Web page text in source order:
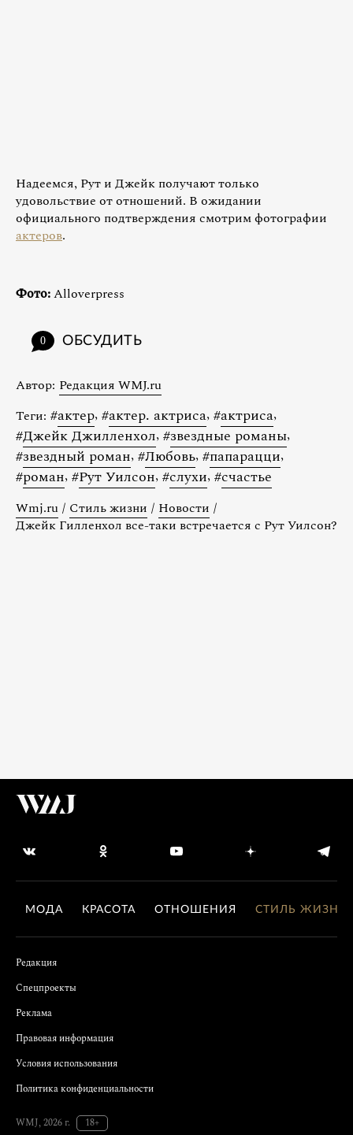
Надеемся, Рут и Джейк получают только
удовольствие от отношений. В ожидании
официального подтверждения смотрим фотографии
актеров.
Фото:Alloverpress
0 ОБСУДИТЬ
Автор: Редакция WMJ.ru
Теги: #актер, #актер. актриса, #актриса,
#Джейк Джилленхол, #звездные романы,
#звездный роман, #Любовь, #папарацци,
#роман, #Рут Уилсон, #слухи, #счастье
Wmj.ru / Стиль жизни / Новости /
Джейк Гилленхол все-таки встречается с Рут Уилсон?
МОДА КРАСОТА ОТНОШЕНИЯ СТИЛЬ ЖИЗНИ
Редакция
Спецпроекты
Реклама
Правовая информация
Условия использования
Политика конфиденциальности
WMJ, 2026 г. 18+